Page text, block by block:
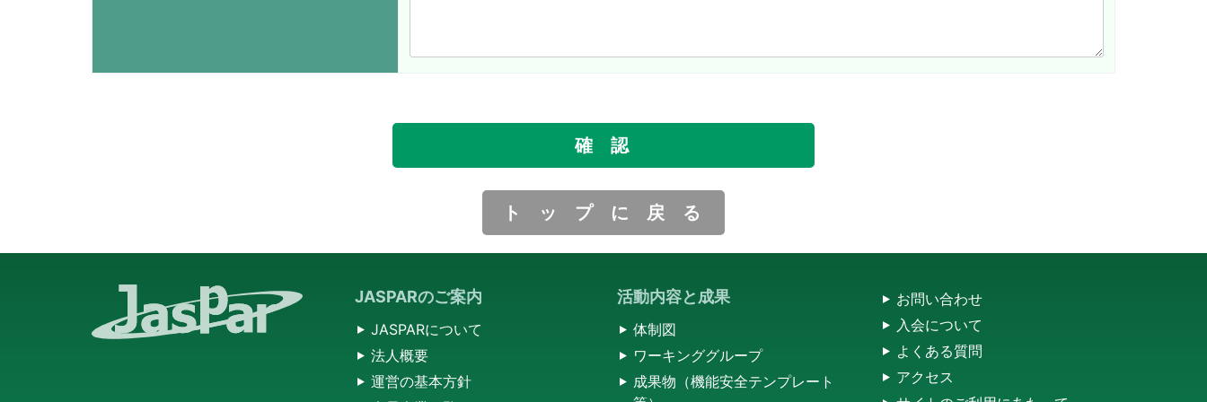
トップに戻る
JASPARのご案内
JASPARについて
法人概要
運営の基本方針
活動内容と成果
体制図
ワーキンググループ
成果物（機能安全テンプレート
お問い合わせ
入会について
よくある質問
アクセス